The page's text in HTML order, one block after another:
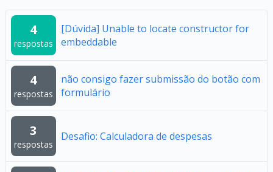
4
respostas
[Dúvida] Unable to locate constructor for
embeddable
4
respostas
não consigo fazer submissão do botão com
formulário
3
respostas
Desafio: Calculadora de despesas